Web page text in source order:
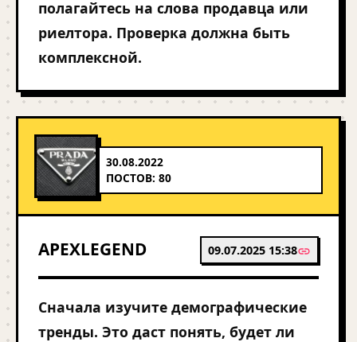
полагайтесь на слова продавца или
риелтора. Проверка должна быть
комплексной.
30.08.2022
ПОСТОВ: 80
APEXLEGEND 09.07.2025 15:38
Сначала изучите демографические
тренды. Это даст понять, будет ли